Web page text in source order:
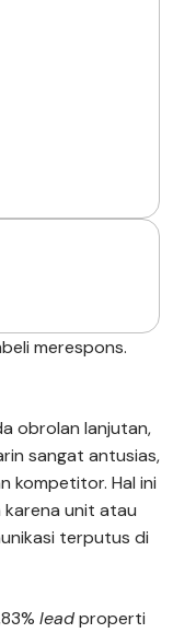
merespons.
obrolan lanjutan,
sangat antusias,
kompetitor. Hal ini
karena unit atau
terputus di
leadproperti